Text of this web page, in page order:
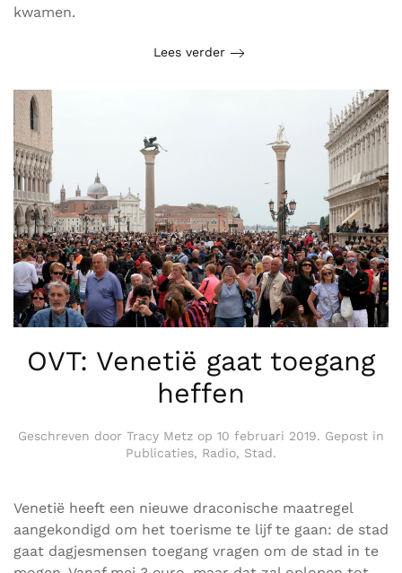
kwamen.
Lees verder
OVT: Venetië gaat toegang
heffen
Geschreven door Tracy Metz op 10 februari 2019. Gepost in
Publicaties, Radio, Stad.
Venetië heeft een nieuwe draconische maatregel
aangekondigd om het toerisme te lijf te gaan: de stad
gaat dagjesmensen toegang vragen om de stad in te